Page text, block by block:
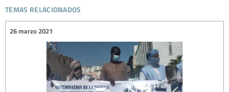
temas relacionados
26 marzo 2021